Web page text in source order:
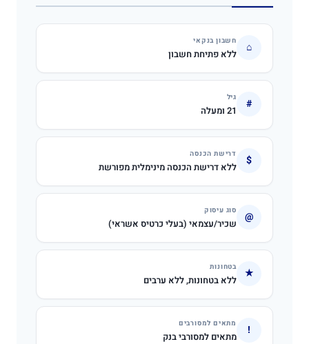
⌂ חשבון בנקאי
ללא פתיחת חשבון
# גיל
21 ומעלה
$ דרישת הכנסה
ללא דרישת הכנסה מינימלית מפורשת
@ סוג עיסוק
שכיר/עצמאי (בעלי כרטיס אשראי)
★ בטחונות
ללא בטחונות, ללא ערבים
! מתאים למסורבים
מתאים למסורבי בנק